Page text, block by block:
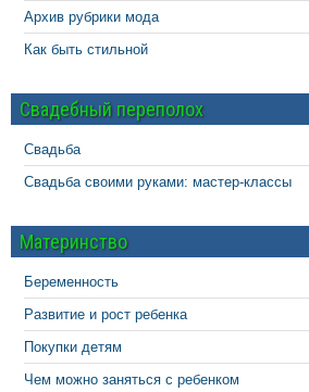
Архив рубрики мода
Как быть стильной
Свадебный переполох
Свадьба
Свадьба своими руками: мастер-классы
Материнство
Беременность
Развитие и рост ребенка
Покупки детям
Чем можно заняться с ребенком